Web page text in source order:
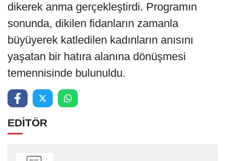
dikerek anma gerçekleştirdi. Programın
sonunda, dikilen fidanların zamanla
büyüyerek katledilen kadınların anısını
yaşatan bir hatıra alanına dönüşmesi
temennisinde bulunuldu.
EDİTÖR